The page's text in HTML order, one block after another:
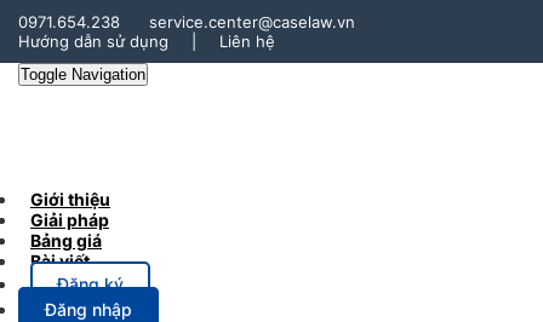
0971.654.238
service.center@caselaw.vn
Hướng dẫn sử dụng
Liên hệ
Toggle Navigation
Giới thiệu
Giải pháp
Bảng giá
Bài viết
Đăng ký
Đăng nhập